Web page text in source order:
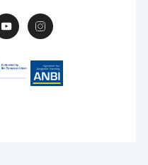
Instagram